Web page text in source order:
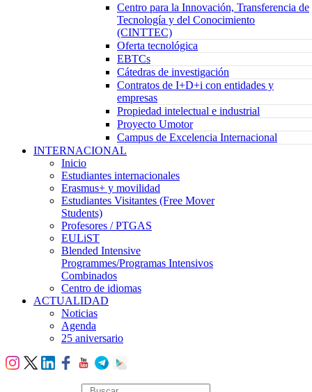
Centro para la Innovación, Transferencia de
Tecnología y del Conocimiento
(CINTTEC)
Oferta tecnológica
EBTCs
Cátedras de investigación
Contratos de I+D+i con entidades y
empresas
Propiedad intelectual e industrial
Proyecto Umotor
Campus de Excelencia Internacional
INTERNACIONAL
Inicio
Estudiantes internacionales
Erasmus+ y movilidad
Estudiantes Visitantes (Free Mover
Students)
Profesores / PTGAS
EULiST
Blended Intensive
Programmes/Programas Intensivos
Combinados
Centro de idiomas
ACTUALIDAD
Noticias
Agenda
25 aniversario
búsqueda